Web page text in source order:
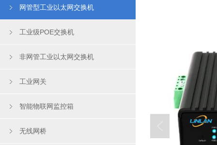
网管型工业以太网交换机
工业级POE交换机
非网管工业以太网交换机
工业网关
智能物联网监控箱
无线网桥